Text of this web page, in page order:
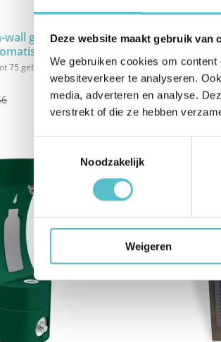
Deze website maakt gebruik van
We gebruiken cookies om
websiteverkeer te analyseren.
media, adverteren en analyse.
verstrekt of die ze hebben
Noodzakelijk
Weigeren
wall gekoeld
watertap
75 gebruikers
Elkay
waterfilter
€3.150,85
€2.604,01excl. BTW
AANBIEDING